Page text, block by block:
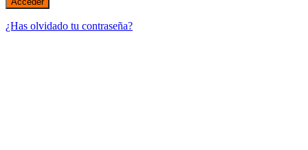
¿Has olvidado tu contraseña?